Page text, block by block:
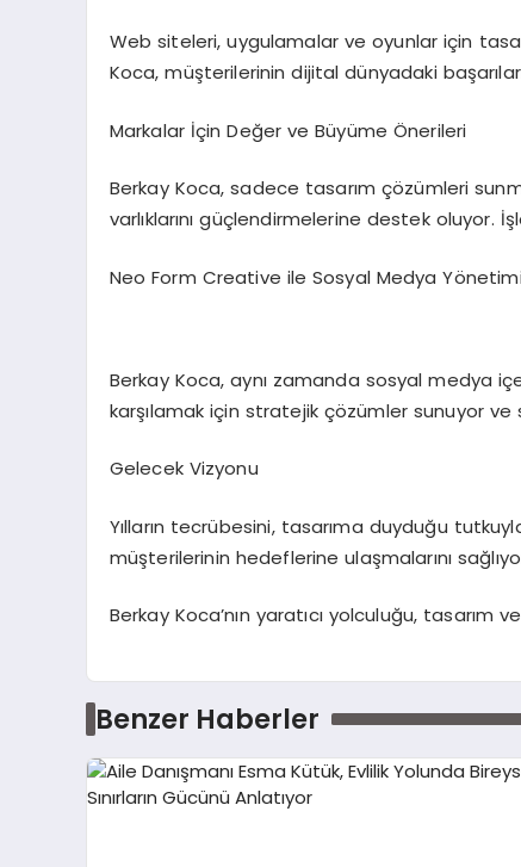
Web siteleri, uygulamalar ve oyunlar için
Koca, müşterilerinin dijital dünyadaki
Markalar İçin Değer ve Büyüme Önerileri
Berkay Koca, sadece tasarım çözümleri
varlıklarını güçlendirmelerine destek
Neo Form Creative ile Sosyal Medya Yönetimi
Berkay Koca, aynı zamanda sosyal medya
karşılamak için stratejik çözümler sunuyor ve
Gelecek Vizyonu
Yılların tecrübesini, tasarıma duyduğu
müşterilerinin hedeflerine ulaşmalarını
Berkay Koca’nın yaratıcı yolculuğu, tasarım
Benzer Haberler